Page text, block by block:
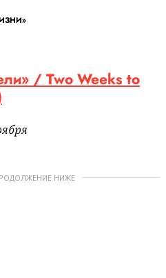
/ Two Weeks to
НИЖЕ